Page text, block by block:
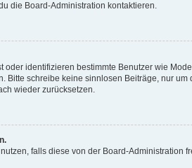
die Board-Administration kontaktieren.
identifizieren bestimmte Benutzer wie
schreibe keine sinnlosen Beiträge, nur
wieder zurücksetzen.
falls diese von der Board-Administration